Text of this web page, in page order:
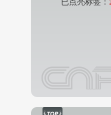
已点亮标签：